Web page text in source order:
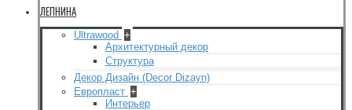
ЛЕПНИНА
Ultrawood +
Архитектурный декор
Структура
Декор Дизайн (Decor Dizayn)
Европласт +
Интерьер